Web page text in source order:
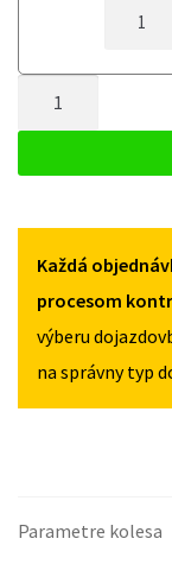
FORD
IV
2014
FORD
2007-
2014
125/70R18
Každá
procesom
výberu
na správny typ
Parametre kolesa